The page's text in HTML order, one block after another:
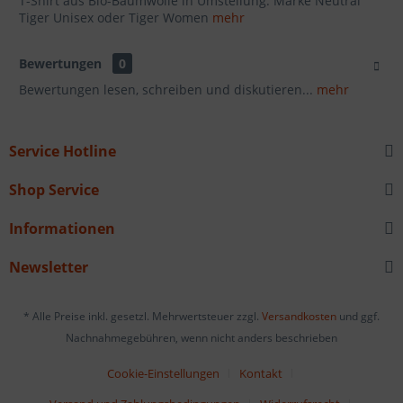
Tiger Unisex oder Tiger Women mehr
Bewertungen
0
Bewertungen lesen, schreiben und diskutieren... mehr
Service Hotline
Shop Service
Informationen
Newsletter
* Alle Preise inkl. gesetzl. Mehrwertsteuer zzgl. Versandkosten und ggf.
Nachnahmegebühren, wenn nicht anders beschrieben
Cookie-Einstellungen
Kontakt